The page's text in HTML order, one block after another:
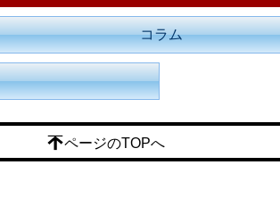
コラム
ページのTOPへ